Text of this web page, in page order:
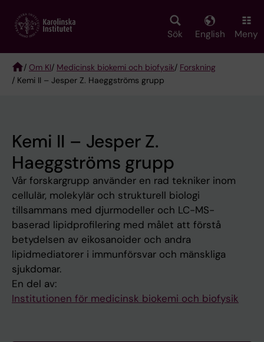
main
Sök English Meny
Breadcrumb
/ Om KI/ Medicinsk biokemi och biofysik/ Forskning
/ Kemi II – Jesper Z. Haeggströms grupp
Kemi II – Jesper Z.
Haeggströms grupp
Vår forskargrupp använder en rad tekniker inom
cellulär, molekylär och strukturell biologi
tillsammans med djurmodeller och LC-MS-
baserad lipidprofilering med målet att förstå
betydelsen av eikosanoider och andra
lipidmediatorer i immunförsvar och mänskliga
sjukdomar.
En del av:
Institutionen för medicinsk biokemi och biofysik